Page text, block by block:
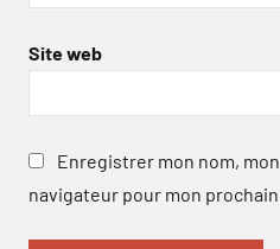
Site web
Enregistrer mon nom,
navigateur pour mon